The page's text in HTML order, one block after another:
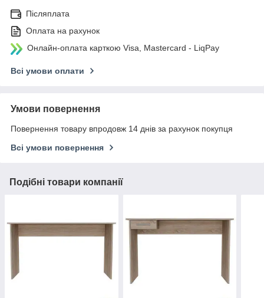
Післяплата
Оплата на рахунок
Онлайн-оплата карткою Visa, Mastercard - LiqPay
Всі умови оплати
Умови повернення
Повернення товару впродовж 14 днів за рахунок покупця
Всі умови повернення
Подібні товари компанії